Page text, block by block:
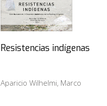
Resistencias indígenas
Aparicio Wilhelmi, Marco